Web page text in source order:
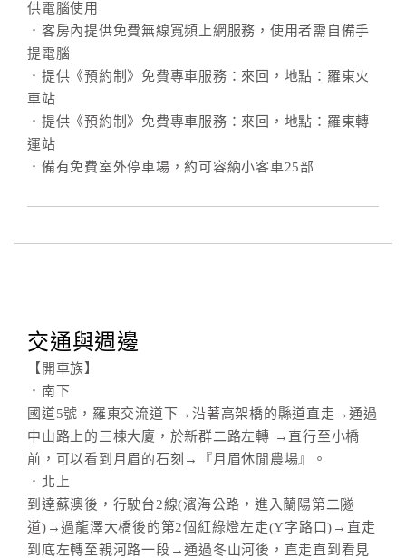
供電腦使用
．客房內提供免費無線寬頻上網服務，使用者需自備手
提電腦
．提供《預約制》免費專車服務：來回，地點：羅東火
車站
．提供《預約制》免費專車服務：來回，地點：羅東轉
運站
．備有免費室外停車場，約可容納小客車25部
交通與週邊
【開車族】
．南下
國道5號，羅東交流道下→沿著高架橋的縣道直走→通過
中山路上的三棟大廈，於新群二路左轉 →直行至小橋
前，可以看到月眉的石刻→『月眉休閒農場』。
．北上
到達蘇澳後，行駛台2線(濱海公路，進入蘭陽第二隧
道)→過龍澤大橋後的第2個紅綠燈左走(Y字路口)→直走
到底左轉至親河路一段→通過冬山河後，直走直到看見